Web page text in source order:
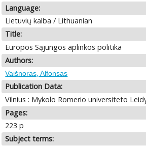
Language:
Lietuvių kalba / Lithuanian
Title:
Europos Sąjungos aplinkos politika
Authors:
Vaišnoras, Alfonsas
Publication Data:
Vilnius : Mykolo Romerio universiteto
Pages:
223 p
Subject terms: